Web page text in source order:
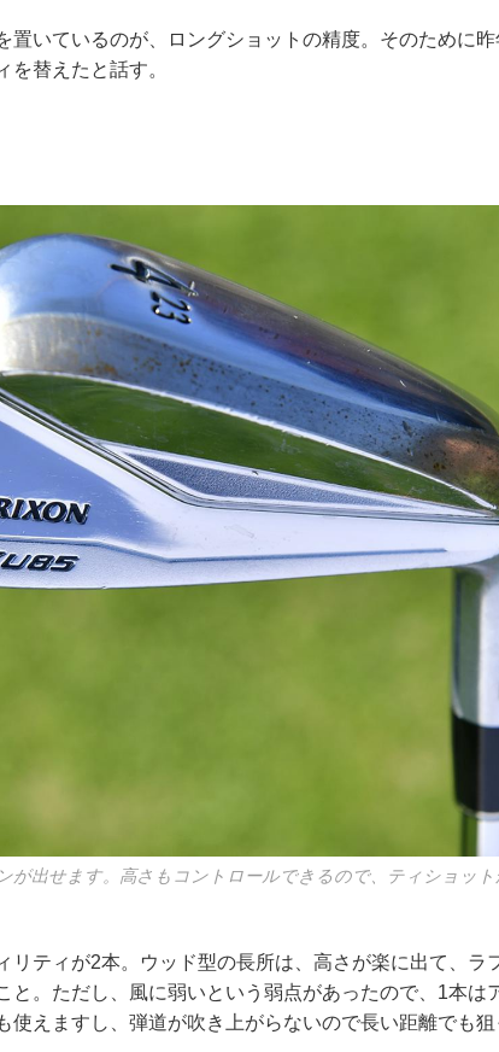
置いているのが、ロングショットの精度。そのために
を替えたと話す。
が出せます。高さもコントロールできるので、ティショッ
リティが2本。ウッド型の長所は、高さが楽に出て、ラ
と。ただし、風に弱いという弱点があったので、1本は
使えますし、弾道が吹き上がらないので長い距離でも